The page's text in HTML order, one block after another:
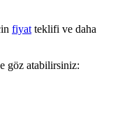
fiyat teklifi ve daha
göz atabilirsiniz: